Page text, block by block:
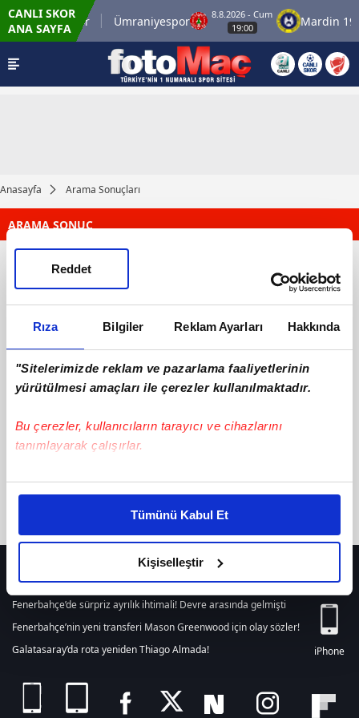
Rıza Bilgiler Reklam Ayarları Hakkında
"Sitelerimizde reklam ve pazarlama faaliyetlerinin
yürütülmesi amaçları ile çerezler kullanılmaktadır.
Bu çerezler, kullanıcıların tarayıcı ve cihazlarını
tanımlayarak çalışırlar.
Bu çerezlere izin vermeniz halinde sizlere özel
daha iyi reklam deneyimi yaşatabiliriz. Bunu yaparken
amacımızın size daha iyi bir reklam deneyimi sunmak
olduğunu ve sizlere en iyi içerikleri sunabilmek adına
elimizden gelen çabayı gösterdiğimizi ve bu noktada,
reklamların maliyetlerimizi karşılamak noktasında tek gelir
Her halükârda, kullanıcılar, bu çerezlere izin vermedikleri
gösterilmeyecektir."
Tümünü Kabul Et
Kişiselleştir
Reddet
CANLI SKOR
ANA SAYFA
İstanbulspor Ümraniyespor
8.8.2026 - Cum
19:00
Mardin
Anasayfa Arama Sonuçları
ARAMA SONUÇ
텔레@UPCOIN24「▸솔라나원화구입비트대리송금ile ilgili içerik
bulunamamıştır. Arama alanından yeni bir arama
listelemek içintıklayınız.
HER YERDE!
Fenerbahçe’de sürpriz ayrılık ihtimali! Devre arasında gelmişti
Fenerbahçe’nin yeni transferi Mason Greenwood için olay sözler!
Galatasaray’da rota yeniden Thiago Almada!
iPhone